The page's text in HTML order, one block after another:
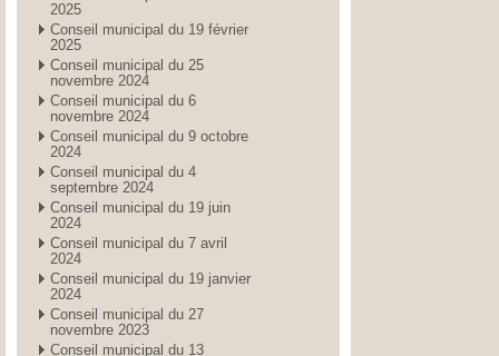
2025
Conseil municipal du 19 février
2025
Conseil municipal du 25
novembre 2024
Conseil municipal du 6
novembre 2024
Conseil municipal du 9 octobre
2024
Conseil municipal du 4
septembre 2024
Conseil municipal du 19 juin
2024
Conseil municipal du 7 avril
2024
Conseil municipal du 19 janvier
2024
Conseil municipal du 27
novembre 2023
Conseil municipal du 13